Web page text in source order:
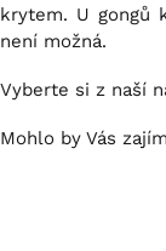
krytem. U gongů
není možná.
Vyberte si z naší
Mohlo by Vás